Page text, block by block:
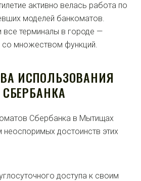
активно велась работа по
моделей банкоматов.
все терминалы в городе —
со множеством функций.
ИСПОЛЬЗОВАНИЯ
Сбербанка в Мытищах
достоинств этих
доступа к своим